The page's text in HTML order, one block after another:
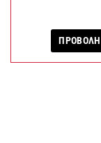
ΠΡΟΒΟΛΗ